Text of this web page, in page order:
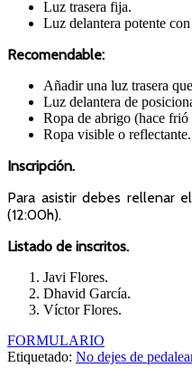
Luz trasera fija.
Luz delantera potente
Recomendable:
Añadir una luz trasera
Luz delantera de
Ropa de abrigo (hace frió
Ropa visible o reflectante.
Inscripción.
Para asistir debes rellenar
(12:00h).
Listado de inscritos.
Javi Flores.
Dhavid García.
Víctor Flores.
FORMULARIO
Etiquetado: No dejes de